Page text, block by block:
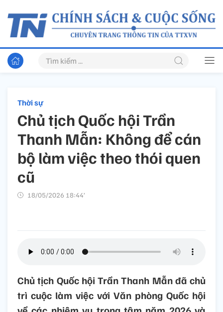
Thời sự
Chủ tịch Quốc hội Trần
Thanh Mẫn: Không để cán
bộ làm việc theo thói quen
cũ
18/05/2026 18:44’
Chủ tịch Quốc hội Trần Thanh Mẫn đã chủ
trì cuộc làm việc với Văn phòng Quốc hội